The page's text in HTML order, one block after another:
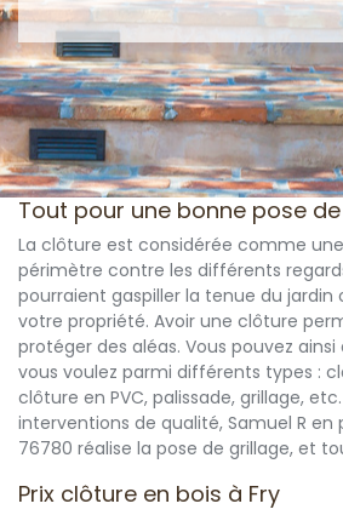
Tout pour une bonne pose
La clôture est considérée comme
périmètre contre les différents
pourraient gaspiller la tenue du jardin
votre propriété. Avoir une clôture
protéger des aléas. Vous pouvez
vous voulez parmi différents types :
clôture en PVC, palissade, grillage,
interventions de qualité, Samuel R en
76780 réalise la pose de grillage, et
Prix clôture en bois à Fry